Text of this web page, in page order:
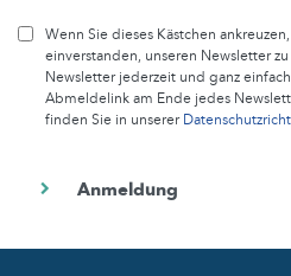
Wenn Sie dieses Kästchen
einverstanden, unseren Newsletter
Newsletter jederzeit und ganz
Abmeldelink am Ende jedes
finden Sie in unserer